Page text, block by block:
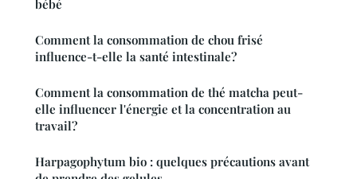
bébé
Comment la consommation de chou frisé
influence-t-elle la santé intestinale?
Comment la consommation de thé matcha peut-
elle influencer l'énergie et la concentration au
travail?
Harpagophytum bio : quelques précautions avant